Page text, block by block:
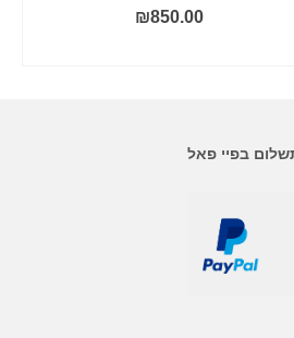
₪850.00
בפיי פאל